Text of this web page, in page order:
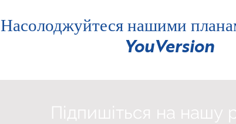
Насолоджуйтеся нашими
YouVersion
Підпишіться на нашу